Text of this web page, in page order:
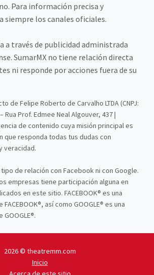
Para información precisa y
siempre los canales oficiales.
a través de publicidad administrada
SumarMX no tiene relación directa
ni responde por acciones fuera de su
de Felipe Roberto de Carvalho LTDA (CNPJ:
Rua Prof. Edmee Neal Algouver, 437 |
de contenido cuya misión principal es
que responda todas tus dudas con
veracidad.
de relación con Facebook ni con Google.
empresas tiene participación alguna en
en este sitio. FACEBOOK® es una
así como GOOGLE® es una
2026 © theatremm.com
Inicio